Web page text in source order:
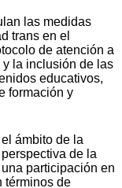
las medidas
trans en el
de atención a
y la inclusión de las
educativos,
formación y
ámbito de la
de la
participación en
términos de